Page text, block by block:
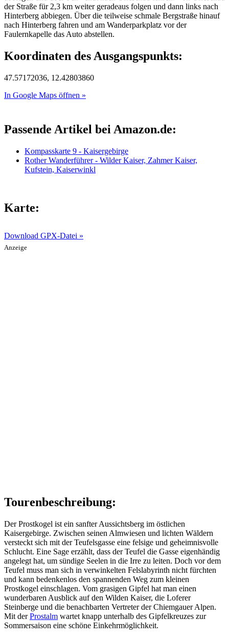
der Straße für 2,3 km weiter geradeaus folgen und dann links nach
Hinterberg abbiegen. Über die teilweise schmale Bergstraße hinauf
nach Hinterberg fahren und am Wanderparkplatz vor der
Faulernkapelle das Auto abstellen.
Koordinaten des Ausgangspunkts:
47.57172036, 12.42803860
In Google Maps öffnen »
Passende Artikel bei Amazon.de:
Kompasskarte 9 - Kaisergebirge
Rother Wanderführer - Wilder Kaiser, Zahmer Kaiser,
Kufstein, Kaiserwinkl
Karte:
Download GPX-Datei »
Anzeige
Tourenbeschreibung:
Der Prostkogel ist ein sanfter Aussichtsberg im östlichen
Kaisergebirge. Zwischen seinen Almwiesen und lichten Wäldern
versteckt sich mit der Teufelsgasse eine felsige und geheimnisvolle
Schlucht. Eine Sage erzählt, dass der Teufel die Gasse eigenhändig
angelegt hat, um sündige Seelen in die Irre zu leiten. Doch vor dem
Teufel muss man sich in verwinkelten Felslabyrinth nicht fürchten
und kann bedenkenlos den spannenden Weg zum kleinen
Prostkogel einschlagen. Vom grasigen Gipfel hat man einen
wunderbaren Ausblick auf den Wilden Kaiser, die Loferer
Steinberge und die benachbarten Vertreter der Chiemgauer Alpen.
Mit derProstalm wartet knapp unterhalb des Gipfelkreuzes zur
Sommersaison eine schöne Einkehrmöglichkeit.